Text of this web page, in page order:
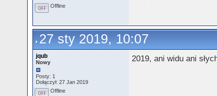
Offline
27 sty 2019, 10:07
jqub
Nowy
Posty: 1
Dołączył: 27 Jan 2019
2019, ani widu ani
Offline